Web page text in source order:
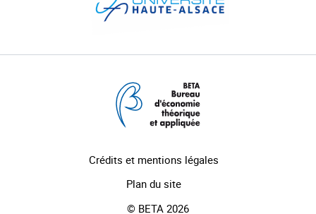
Crédits et mentions légales
Plan du site
© BETA 2026